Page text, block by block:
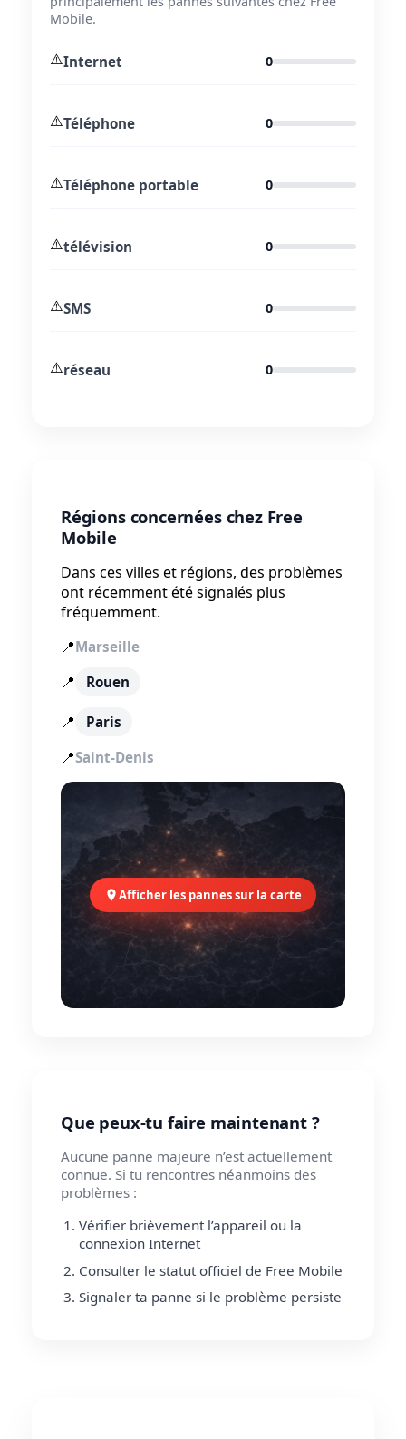
Mobile.
⚠️Internet 0
⚠️Téléphone 0
⚠️Téléphone portable 0
⚠️télévision 0
⚠️SMS 0
⚠️réseau 0
Régions concernées chez Free
Mobile
Dans ces villes et régions, des problèmes
ont récemment été signalés plus
fréquemment.
📍Marseille
📍 Rouen
📍 Paris
📍Saint-Denis
Afficher les pannes sur la carte
Que peux-tu faire maintenant ?
Aucune panne majeure n’est actuellement
connue. Si tu rencontres néanmoins des
problèmes :
Vérifier brièvement l’appareil ou la
connexion Internet
Consulter le statut officiel de Free Mobile
Signaler ta panne si le problème persiste